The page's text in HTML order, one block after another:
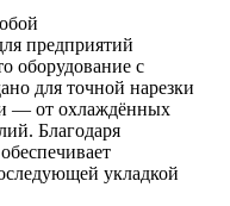
предприятий
оборудование с
для точной нарезки
— от охлаждённых
Благодаря
укладкой